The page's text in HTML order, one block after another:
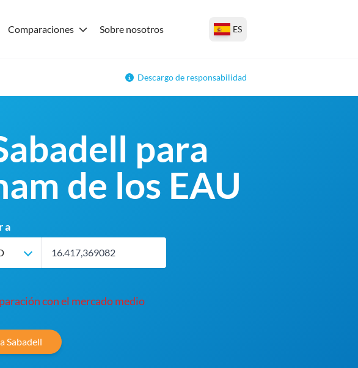
Comparaciones Sobre nosotros ES
Descargo de responsabilidad
para
de los EAU
a
con el mercado medio
Sabadell